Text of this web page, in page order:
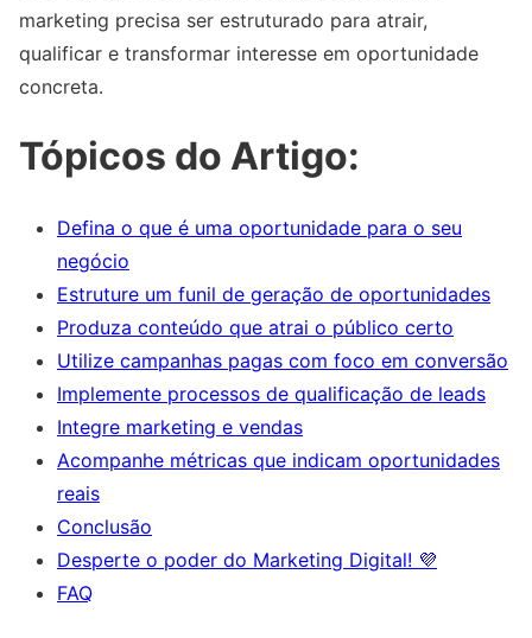
marketing precisa ser estruturado para atrair,
qualificar e transformar interesse em oportunidade
concreta.
Tópicos do Artigo:
Defina o que é uma oportunidade para o seu
negócio
Estruture um funil de geração de oportunidades
Produza conteúdo que atrai o público certo
Utilize campanhas pagas com foco em conversão
Implemente processos de qualificação de leads
Integre marketing e vendas
Acompanhe métricas que indicam oportunidades
reais
Conclusão
Desperte o poder do Marketing Digital! 💜
FAQ